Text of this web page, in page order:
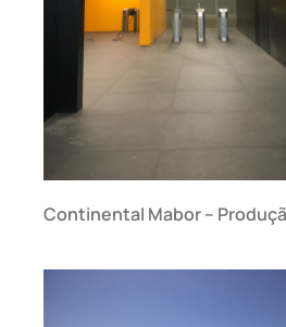
Continental Mabor –